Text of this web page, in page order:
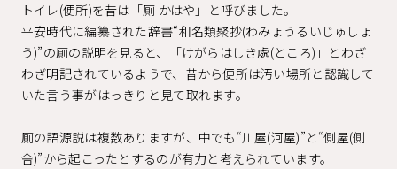
トイレ(便所)を昔は「厠 かはや」と呼びました。
平安時代に編纂された辞書“和名類聚抄(わみょうるいじゅしょ
う)”の厠の説明を見ると、「けがらはしき處(ところ)」とわざ
わざ明記されているようで、昔から便所は汚い場所と認識して
いた言う事がはっきりと見て取れます。
厠の語源説は複数ありますが、中でも“川屋(河屋)”と“側屋(側
舎)”から起こったとするのが有力と考えられています。